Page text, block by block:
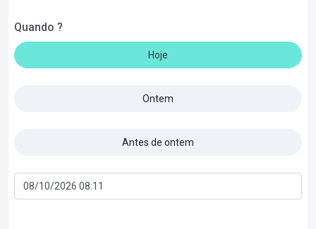
Quando ?
Hoje
Ontem
Antes de ontem